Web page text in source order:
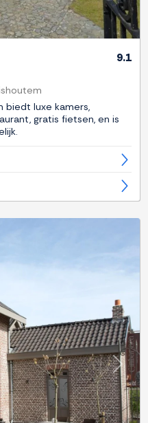
9.1
biedt luxe kamers,
gratis fietsen, en is
Next